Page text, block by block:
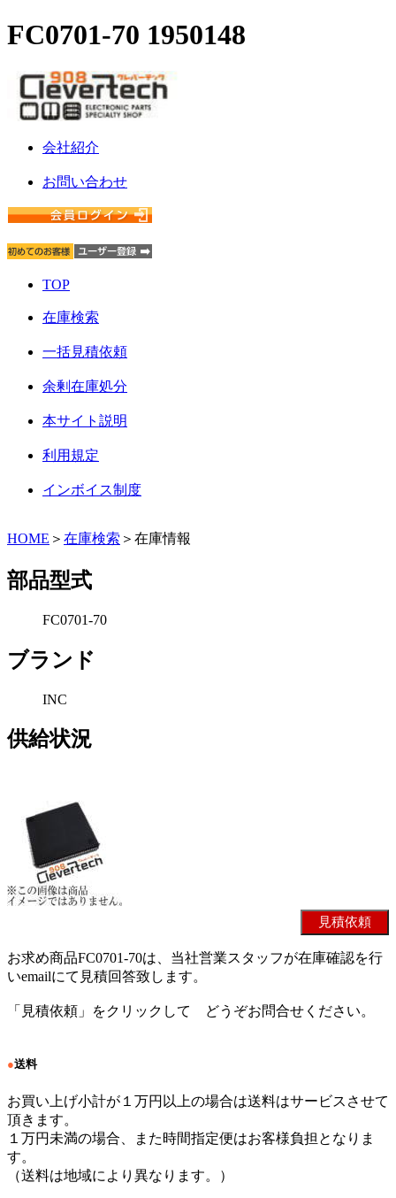
FC0701-70 1950148
会社紹介
お問い合わせ
TOP
在庫検索
一括見積依頼
余剰在庫処分
本サイト説明
利用規定
インボイス制度
HOME ＞ 在庫検索 ＞在庫情報
部品型式
FC0701-70
ブランド
INC
供給状況
お求め商品FC0701-70は、当社営業スタッフが在庫確認を行
いemailにて見積回答致します。
「見積依頼」をクリックして どうぞお問合せください。
●送料
お買い上げ小計が１万円以上の場合は送料はサービスさせて
頂きます。
１万円未満の場合、また時間指定便はお客様負担となりま
す。
（送料は地域により異なります。）